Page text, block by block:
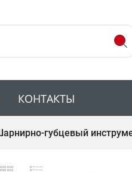
КОНТАКТЫ
губцевый